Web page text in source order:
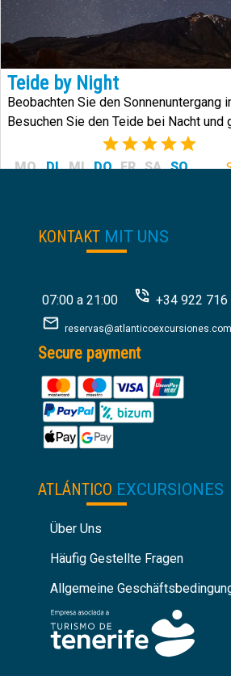
Teide by Night
Beobachten Sie den Sonnenuntergang
Besuchen Sie den Teide bei Nacht und
astronomische Beobachtung.
(1)
MO DI MI DO FR SA SO
KONTAKT MIT UNS
07:00 a 21:00 +34 922 716
reservas@atlanticoexcursiones.com
Secure payment
ATLÁNTICO EXCURSIONES
Über Uns
Häufig Gestellte Fragen
Allgemeine